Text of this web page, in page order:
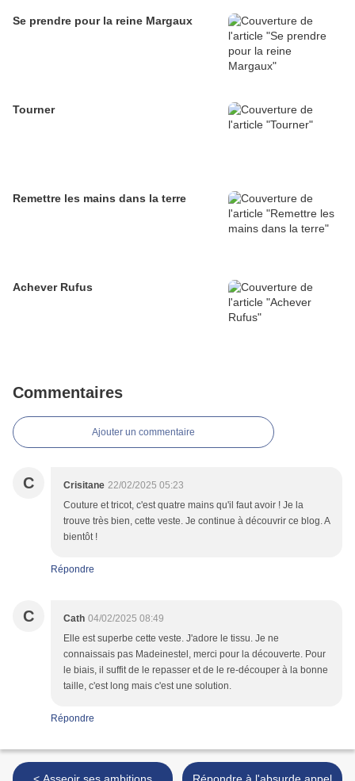
Se prendre pour la reine Margaux
Tourner
Remettre les mains dans la terre
Achever Rufus
Commentaires
Ajouter un commentaire
C Crisitane 22/02/2025 05:23
Couture et tricot, c'est quatre mains qu'il faut avoir ! Je la
trouve très bien, cette veste. Je continue à découvrir ce blog. A
bientôt !
Répondre
C Cath 04/02/2025 08:49
Elle est superbe cette veste. J'adore le tissu. Je ne
connaissais pas Madeinestel, merci pour la découverte. Pour
le biais, il suffit de le repasser et de le re-découper à la bonne
taille, c'est long mais c'est une solution.
Répondre